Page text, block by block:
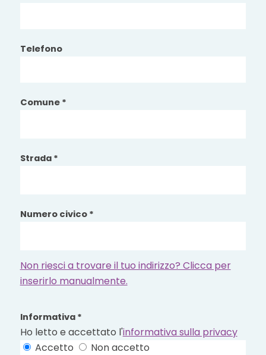
Telefono
Comune *
Strada *
Numero civico *
Non riesci a trovare il tuo indirizzo? Clicca per
inserirlo manualmente.
Informativa *
Ho letto e accettato l'informativa sulla privacy
Accetto
Non accetto